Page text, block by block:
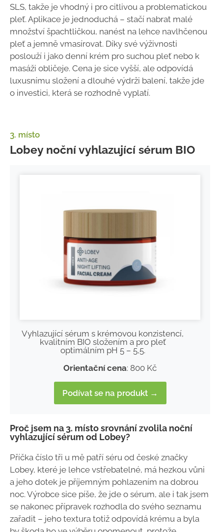
SLS, takže je vhodný i pro citlivou a problematickou
pleť. Aplikace je jednoduchá – stačí nabrat malé
množství špachtličkou, nanést na lehce navlhčenou
pleť a jemně vmasírovat. Díky své výživnosti
poslouží i jako denní krém pro suchou pleť nebo k
masáži obličeje. Cena je sice vyšší, ale odpovídá
luxusnímu složení a dlouhé výdrži balení, takže jde
o investici, která se rozhodně vyplatí.
3. místo
Lobey noční vyhlazující sérum BIO
Vyhlazující sérum s krémovou konzistencí,
kvalitním BIO složením a pro pleť
optimálním pH 5 – 5,5.
Orientační cena: 800 Kč
Podívat se na produkt →
Proč jsem na 3. místo srovnání zvolila noční
vyhlazující sérum od Lobey?
Příčka číslo tři u mě patří séru od české značky
Lobey, které je lehce vstřebatelné, má hezkou vůni
a jeho dotek je příjemným pohlazením na dobrou
noc. Výrobce sice píše, že jde o sérum, ale i tak jsem
se nakonec přípravek rozhodla do svého seznamu
zařadit – jeho textura totiž odpovídá krému a byla